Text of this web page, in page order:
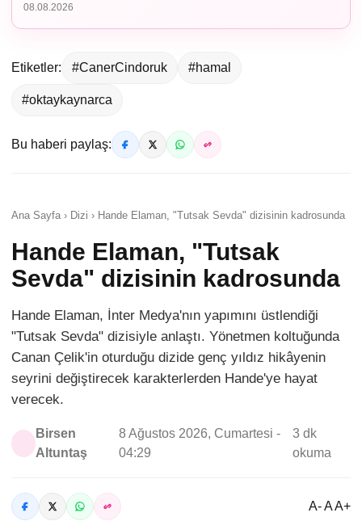
08.08.2026
Etiketler: #CanerCindoruk #hamal
#oktaykaynarca
Bu haberi paylaş:
Ana Sayfa › Dizi › Hande Elaman, "Tutsak Sevda" dizisinin kadrosunda
Hande Elaman, "Tutsak
Sevda" dizisinin kadrosunda
Hande Elaman, İnter Medya'nın yapımını üstlendiği
"Tutsak Sevda" dizisiyle anlaştı. Yönetmen koltuğunda
Canan Çelik'in oturduğu dizide genç yıldız hikâyenin
seyrini değiştirecek karakterlerden Hande'ye hayat
verecek.
Birsen
Altuntaş
8 Ağustos 2026, Cumartesi -
04:29
3 dk
okuma
A- A A+